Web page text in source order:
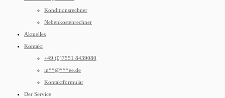
Konditionsrechner
Nebenkostenrechner
Aktuelles
Kontakt
+49 (0)7551 8439080
in**@***ee.de
Kontaktformular
Der Service